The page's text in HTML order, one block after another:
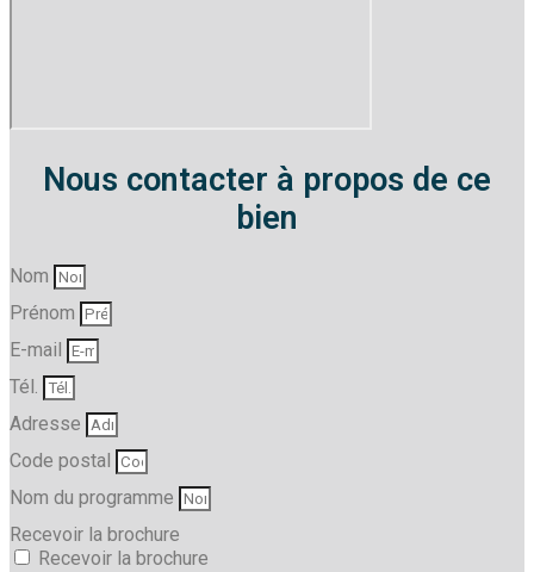
Nous contacter à propos de ce
bien
Nom
Prénom
E-mail
Tél.
Adresse
Code postal
Nom du programme
Recevoir la brochure
Recevoir la brochure